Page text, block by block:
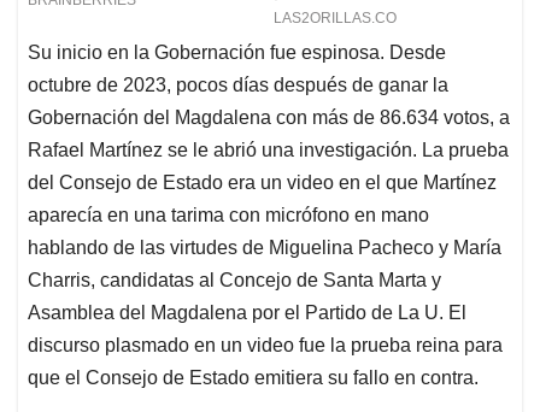
Su inicio en la Gobernación fue espinosa. Desde
octubre de 2023, pocos días después de ganar la
Gobernación del Magdalena con más de 86.634 votos, a
Rafael Martínez se le abrió una investigación. La prueba
del Consejo de Estado era un video en el que Martínez
aparecía en una tarima con micrófono en mano
hablando de las virtudes de Miguelina Pacheco y María
Charris, candidatas al Concejo de Santa Marta y
Asamblea del Magdalena por el Partido de La U. El
discurso plasmado en un video fue la prueba reina para
que el Consejo de Estado emitiera su fallo en contra.